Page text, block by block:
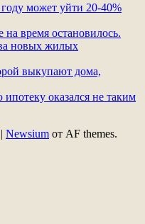
может уйти 20-40%
время остановилось.
новых жилых
выкупают дома,
оказался не таким
| Newsium от AF themes.